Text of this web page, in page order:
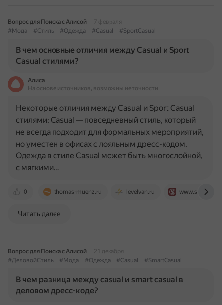
Вопрос для Поиска с Алисой
7 февраля
#Мода
#Стиль #Одежда #Casual #SportCasual
В чем основные отличия между Casual и Sport
Casual стилями?
Алиса
На основе источников, возможны неточности
0 thomas-muenz.ru levelvan.ru
Некоторые отличия между Casual и Sport Casual
стилями: Casual — повседневный стиль, который
не всегда подходит для формальных мероприятий,
но уместен в офисах с лояльным дресс-кодом.
Одежда в стиле Casual может быть многослойной,
с мягкими…
Читать далее
Вопрос для Поиска с Алисой
21 декабря
#ДеловойСтиль
#Мода #Одежда #Casual #SmartCasual
В чем разница между casual и smart casual в
деловом дресс-коде?